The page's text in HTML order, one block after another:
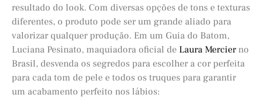
resultado do look. Com diversas opções de tons e texturas
diferentes, o produto pode ser um grande aliado para
valorizar qualquer produção. Em um Guia do Batom,
Luciana Pesinato, maquiadora oficial de Laura Mercierno
Brasil, desvenda os segredos para escolher a cor perfeita
para cada tom de pele e todos os truques para garantir
um acabamento perfeito nos lábios: